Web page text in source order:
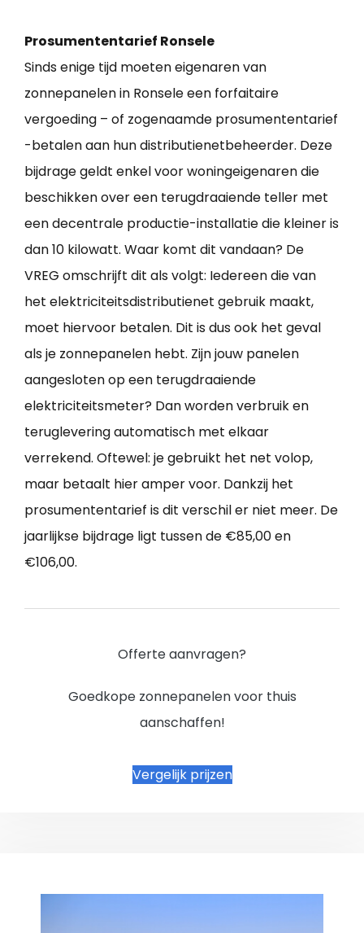
Prosumententarief Ronsele
Sinds enige tijd moeten eigenaren van
zonnepanelen in Ronsele een forfaitaire
vergoeding – of zogenaamde prosumententarief
-betalen aan hun distributienetbeheerder. Deze
bijdrage geldt enkel voor woningeigenaren die
beschikken over een terugdraaiende teller met
een decentrale productie-installatie die kleiner is
dan 10 kilowatt. Waar komt dit vandaan? De
VREG omschrijft dit als volgt: Iedereen die van
het elektriciteitsdistributienet gebruik maakt,
moet hiervoor betalen. Dit is dus ook het geval
als je zonnepanelen hebt. Zijn jouw panelen
aangesloten op een terugdraaiende
elektriciteitsmeter? Dan worden verbruik en
teruglevering automatisch met elkaar
verrekend. Oftewel: je gebruikt het net volop,
maar betaalt hier amper voor. Dankzij het
prosumententarief is dit verschil er niet meer. De
jaarlijkse bijdrage ligt tussen de €85,00 en
€106,00.
Offerte aanvragen?
Goedkope zonnepanelen voor thuis
aanschaffen!
Vergelijk prijzen